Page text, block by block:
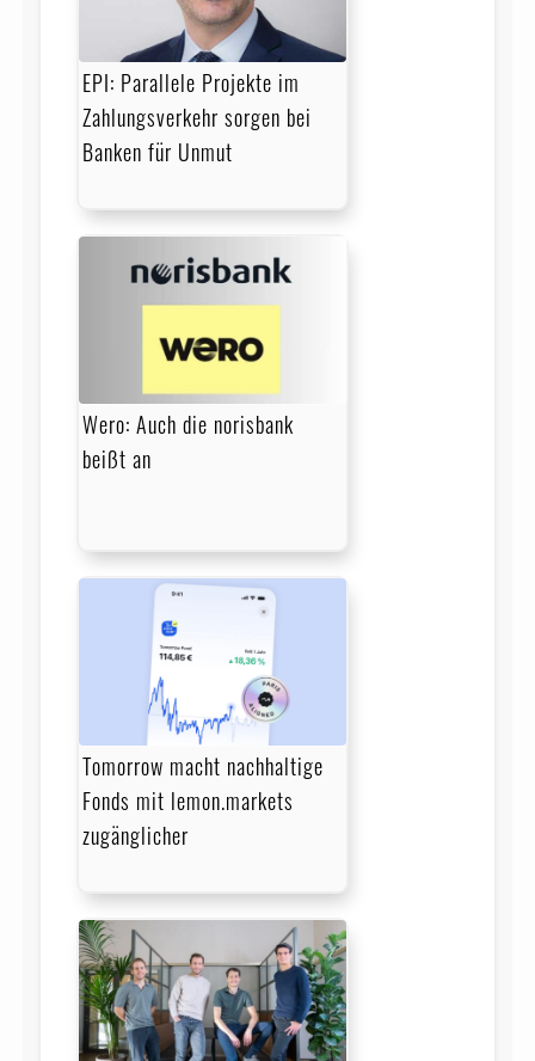
EPI: Parallele Projekte im
Zahlungsverkehr sorgen bei
Banken für Unmut
Wero: Auch die norisbank
beißt an
Tomorrow macht nachhaltige
Fonds mit lemon.markets
zugänglicher